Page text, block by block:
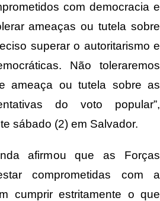
com democracia e
ameaças ou tutela sobre
superar o autoritarismo e
Não toleraremos
ameaça ou tutela sobre as
do voto popular”,
sábado (2) em Salvador.
afirmou que as Forças
comprometidas com a
cumprir estritamente o que